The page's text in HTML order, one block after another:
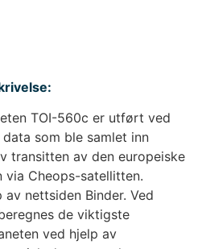
TOI-560c er utført ved
som ble samlet inn
transitten av den europeiske
via Cheops-satellitten.
nettsiden Binder. Ved
de viktigste
ved hjelp av